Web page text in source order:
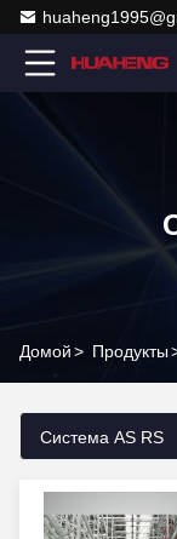
Домой> Продукты
Система AS RS